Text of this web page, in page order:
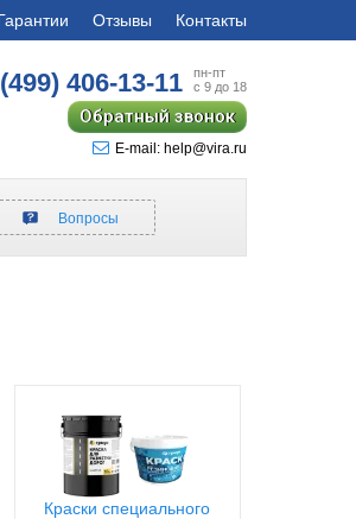
Отзывы Контакты
406-13-11
пн-пт
с 9 до 18
Обратный звонок
E-mail: help@vira.ru
Вопросы
Краски специального